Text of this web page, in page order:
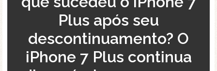
Plus após seu
descontinuamento? O
iPhone 7 Plus continua